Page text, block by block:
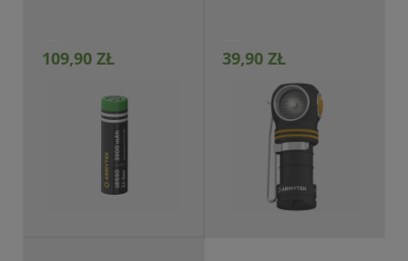
109,90 ZŁ 39,90 ZŁ